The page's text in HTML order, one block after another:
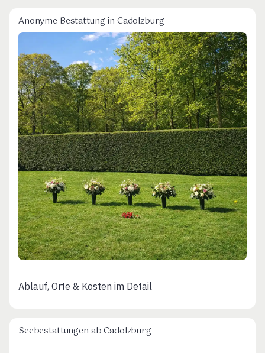
Anonyme Bestattung in Cadolzburg
Ablauf, Orte & Kosten im Detail
Seebestattungen ab Cadolzburg